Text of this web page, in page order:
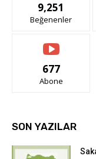
9,251
Beğenenler
677
Abone
SON YAZILAR